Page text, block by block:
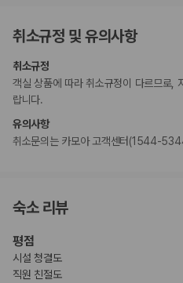
만 11 세 이하 아동 1명은 부모 또는
이용 상황에 따라 객실 연결이 가능
로 숙박 시설에 직접 연락하여 요청
이 숙박 시설까지 오고 가실 때 교통
비대면 체크아웃 서비스를 이용하실
기타 선택사항
주차 대행 요금: 1일 기준, MOP 750
간이 침대 이용 요금: 1일 기준,
위 목록에 명시되지 않은 다른 항목이
취소규정 및 유의사항
취소규정
객실 상품에 따라 취소규정이 다르므로,
랍니다.
유의사항
취소문의는 카모아 고객센터(1544-
숙소 리뷰
평점
시설 청결도
직원 친절도